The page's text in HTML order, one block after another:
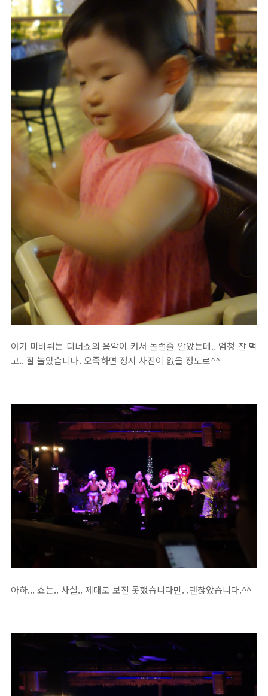
아가 미바뤼는 디너쇼의 음악이 커서 놀랠줄 알았는데.. 엄청 잘 먹
고.. 잘 놀았습니다. 오죽하면 정지 사진이 없을 정도로^^
아하... 쇼는.. 사실.. 제대로 보진 못했습니다만. .괜찮았습니다.^^